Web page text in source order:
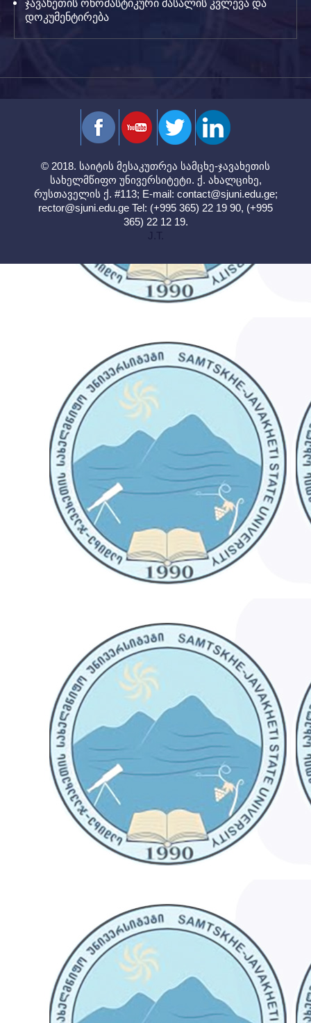
ჯავახეთის ონომასტიკური მასალის კვლევა და
დოკუმენტირება
© 2018. საიტის მესაკუთრეა სამცხე-ჯავახეთის
სახელმწიფო უნივერსიტეტი. ქ. ახალციხე,
რუსთაველის ქ. #113; E-mail: contact@sjuni.edu.ge;
rector@sjuni.edu.ge Tel: (+995 365) 22 19 90, (+995
365) 22 12 19.
J.T.